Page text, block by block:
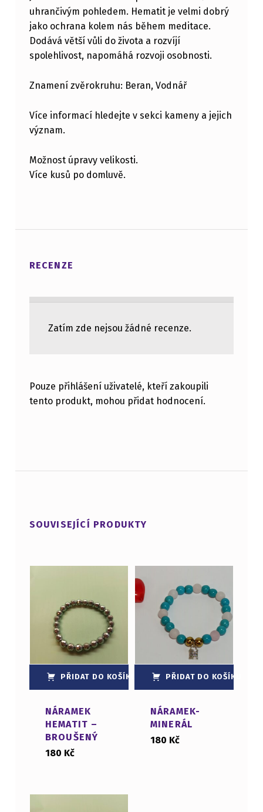
uhrančivým pohledem. Hematit je velmi dobrý
jako ochrana kolem nás během meditace.
Dodává větší vůli do života a rozvíjí
spolehlivost, napomáhá rozvoji osobnosti.
Znamení zvěrokruhu: Beran, Vodnář
Více informací hledejte v sekci kameny a jejich
význam.
Možnost úpravy velikosti.
Více kusů po domluvě.
RECENZE
Zatím zde nejsou žádné recenze.
Pouze přihlášení uživatelé, kteří zakoupili
tento produkt, mohou přidat hodnocení.
SOUVISEJÍCÍ PRODUKTY
PŘIDAT DO KOŠÍKU
NÁRAMEK
HEMATIT –
BROUŠENÝ
180 Kč
PŘIDAT DO KOŠÍKU
NÁRAMEK-
MINERÁL
180 Kč